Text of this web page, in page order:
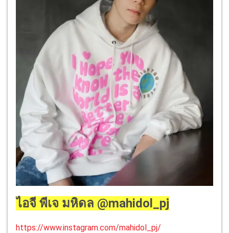
ไอจี พีเจ มหิดล @mahidol_pj
https://www.instagram.com/mahidol_pj/